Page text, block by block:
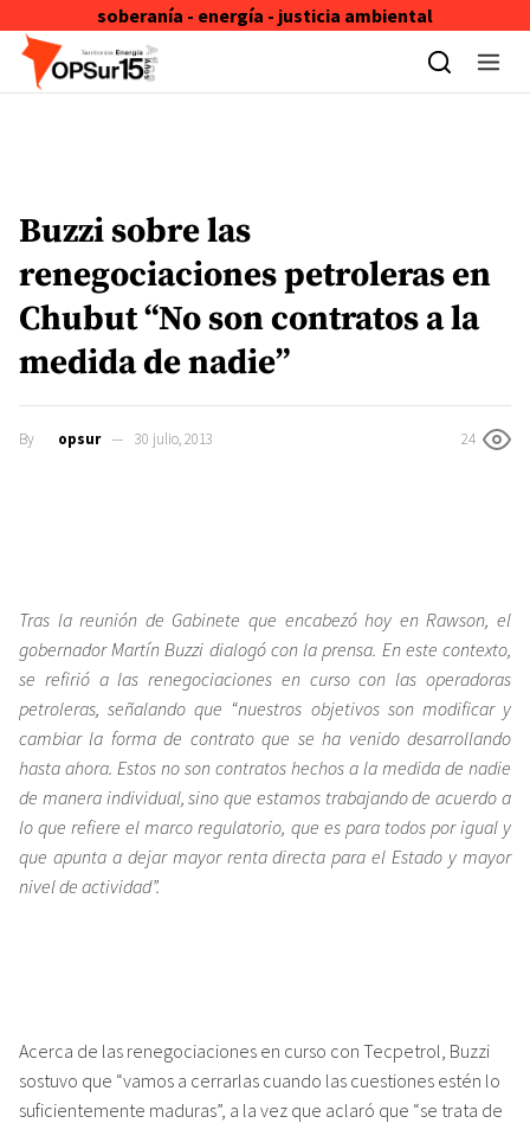
soberanía - energía - justicia ambiental
Skip to content
Buzzi sobre las
renegociaciones petroleras en
Chubut “No son contratos a la
medida de nadie”
By opsur 30 julio, 2013 24
Tras la reunión de Gabinete que encabezó hoy en Rawson, el
gobernador Martín Buzzi dialogó con la prensa. En este contexto,
se refirió a las renegociaciones en curso con las operadoras
petroleras, señalando que “nuestros objetivos son modificar y
cambiar la forma de contrato que se ha venido desarrollando
hasta ahora. Estos no son contratos hechos a la medida de nadie
de manera individual, sino que estamos trabajando de acuerdo a
lo que refiere el marco regulatorio, que es para todos por igual y
que apunta a dejar mayor renta directa para el Estado y mayor
nivel de actividad”.
Acerca de las renegociaciones en curso con Tecpetrol, Buzzi
sostuvo que “vamos a cerrarlas cuando las cuestiones estén lo
suficientemente maduras”, a la vez que aclaró que “se trata de